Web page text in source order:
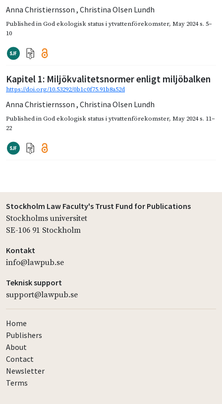
Anna Christiernsson , Christina Olsen Lundh
Published inGod ekologisk status i ytvattenförekomster, May 2024s. 5–
10
Kapitel 1: Miljökvalitetsnormer enligt miljöbalken
https://doi.org/10.53292/0b1c0f75.91b8a52d
Anna Christiernsson , Christina Olsen Lundh
Published inGod ekologisk status i ytvattenförekomster, May 2024s. 11–
22
Stockholm Law Faculty's Trust Fund for Publications
Stockholms universitet
SE-106 91 Stockholm
Kontakt
info@lawpub.se
Teknisk support
support@lawpub.se
Home
Publishers
About
Contact
Newsletter
Terms